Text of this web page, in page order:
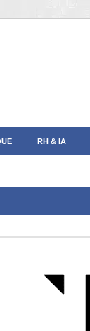
RH & IA